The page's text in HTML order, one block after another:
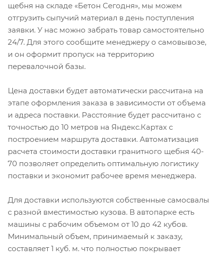
щебня на складе «Бетон Сегодня», мы можем
отгрузить сыпучий материал в день поступления
заявки. У нас можно забрать товар самостоятельно
24/7. Для этого сообщите менеджеру о самовывозе,
и он оформит пропуск на территорию
перевалочной базы.
Цена доставки будет автоматически рассчитана на
этапе оформления заказа в зависимости от объема
и адреса поставки. Расстояние будет рассчитано с
точностью до 10 метров на Яндекс.Картах с
построением маршрута доставки. Автоматизация
расчета стоимости доставки гранитного щебня 40-
70 позволяет определить оптимальную логистику
поставки и экономит рабочее время менеджера.
Для доставки используются собственные самосвалы
с разной вместимостью кузова. В автопарке есть
машины с рабочим объемом от 10 до 42 кубов.
Минимальный объем, принимаемый к заказу,
составляет 1 куб. м. что полностью покрывает